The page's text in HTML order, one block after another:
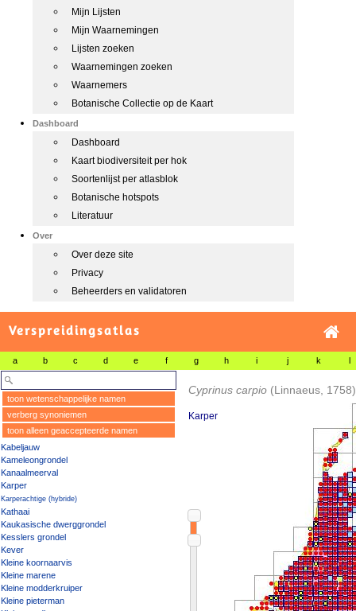
Mijn Lijsten
Mijn Waarnemingen
Lijsten zoeken
Waarnemingen zoeken
Waarnemers
Botanische Collectie op de Kaart
Dashboard
Dashboard
Kaart biodiversiteit per hok
Soortenlijst per atlasblok
Botanische hotspots
Literatuur
Over
Over deze site
Privacy
Beheerders en validatoren
Verspreidingsatlas
a b c d e f g h i j k l
toon wetenschappelijke namen
verberg synoniemen
toon alleen geaccepteerde namen
Kabeljauw
Kameleongrondel
Kanaalmeerval
Karper
Karperachtige (hybride)
Kathaai
Kaukasische dwerggrondel
Kesslers grondel
Kever
Kleine koornaarvis
Kleine marene
Kleine modderkruiper
Kleine pieterman
Cyprinus carpio (Linnaeus, 1758)
Karper